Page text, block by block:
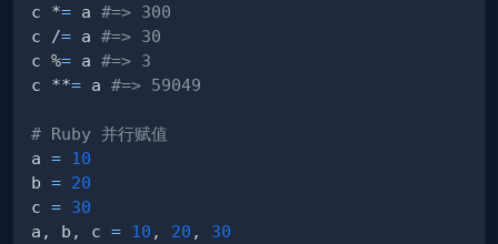
c *= a #=> 300
c /= a #=> 30
c %= a #=> 3
c **= a #=> 59049
# Ruby 并行赋值
a = 10
b = 20
c = 30
a, b, c = 10 , 20 , 30